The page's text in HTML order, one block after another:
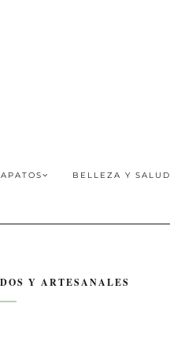
BELLEZA Y SALUD
Y ARTESANALES